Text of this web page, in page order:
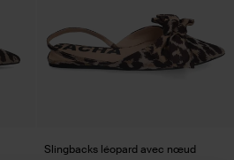
Slingbacks léopard avec nœud